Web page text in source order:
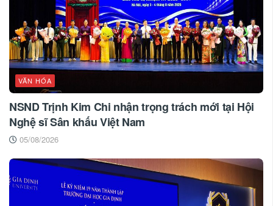
VĂN HÓA
NSND Trịnh Kim Chi nhận trọng trách mới tại Hội
Nghệ sĩ Sân khấu Việt Nam
05/08/2026